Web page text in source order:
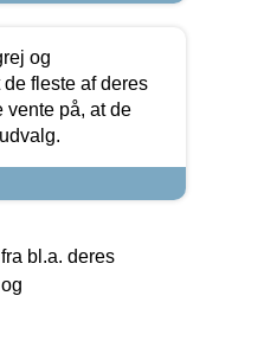
og
fleste af deres
vente på, at de
bl.a. deres